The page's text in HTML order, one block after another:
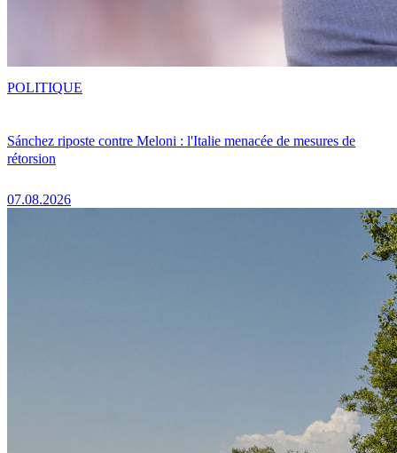
Sánchez riposte contre Meloni : l'Italie menacée de mesures de
rétorsion
07.08.2026
POLITIQUE